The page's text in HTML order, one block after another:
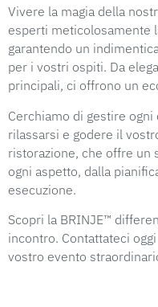
Vivere la magia della
esperti meticolosamente
garantendo un
per i vostri ospiti. Da
principali, ci offrono un
Cerchiamo di gestire
rilassarsi e godere il
ristorazione, che offre un
ogni aspetto, dalla
esecuzione.
Scopri la BRINJE™
incontro. Contattateci
vostro evento